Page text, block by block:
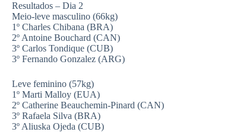
Resultados – Dia 2
Meio-leve masculino (66kg)
1º Charles Chibana (BRA)
2º Antoine Bouchard (CAN)
3º Carlos Tondique (CUB)
3º Fernando Gonzalez (ARG)
Leve feminino (57kg)
1º Marti Malloy (EUA)
2º Catherine Beauchemin-Pinard (CAN)
3º Rafaela Silva (BRA)
3º Aliuska Ojeda (CUB)